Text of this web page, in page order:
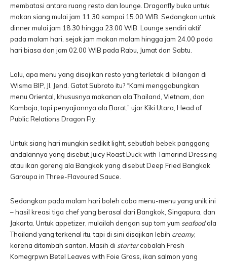
membatasi antara ruang resto dan lounge. Dragonfly buka untuk
makan siang mulai jam 11.30 sampai 15.00 WIB. Sedangkan untuk
dinner mulai jam 18.30 hingga 23.00 WIB. Lounge sendiri aktif
pada malam hari, sejak jam makan malam hingga jam 24.00 pada
hari biasa dan jam 02.00 WIB pada Rabu, Jumat dan Sabtu.
Lalu, apa menu yang disajikan resto yang terletak di bilangan di
Wisma BIP, Jl. Jend. Gatot Subroto itu? “Kami menggabungkan
menu Oriental, khususnya makanan ala Thailand, Vietnam, dan
Kamboja, tapi penyajiannya ala Barat,” ujar Kiki Utara, Head of
Public Relations Dragon Fly.
Untuk siang hari mungkin sedikit light, sebutlah bebek panggang
andalannya yang disebut Juicy Roast Duck with Tamarind Dressing
atau ikan goreng ala Bangkok yang disebut Deep Fried Bangkok
Garoupa in Three-Flavoured Sauce.
Sedangkan pada malam hari boleh coba menu-menu yang unik ini
– hasil kreasi tiga chef yang berasal dari Bangkok, Singapura, dan
Jakarta. Untuk appetizer, mulailah dengan sup tom yum seafoodala
Thailand yang terkenal itu, tapi di sini disajikan lebih creamy,
karena ditambah santan. Masih di startercobalah Fresh
Komegrpwn Betel Leaves with Foie Grass, ikan salmon yang